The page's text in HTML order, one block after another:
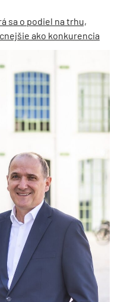
sa o podiel na trhu,
ako konkurencia